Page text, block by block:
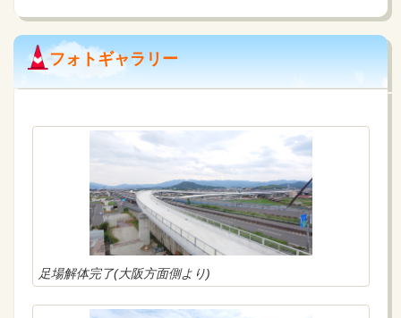
お知らせ
9/2(月)～9/8(日)の週間工程表
お知らせ 2024年08月23日
2024年08月10日
8/19(月)～8/25(日)の週間工程表
お知らせ 2024年08月09日
8/12(月)～8/18(日)の週間工程表
フォトギャラリー
足場解体完了(大阪方面側より)